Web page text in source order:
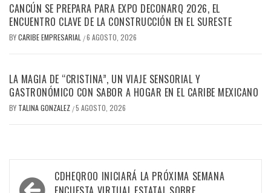
CANCÚN SE PREPARA PARA EXPO DECONARQ 2026, EL
ENCUENTRO CLAVE DE LA CONSTRUCCIÓN EN EL SURESTE
BYCARIBE EMPRESARIAL /6 AGOSTO, 2026
LA MAGIA DE “CRISTINA”, UN VIAJE SENSORIAL Y
GASTRONÓMICO CON SABOR A HOGAR EN EL CARIBE MEXICANO
BY TALINA GONZALEZ /5 AGOSTO, 2026
NavegaciónCDHEQROO INICIARÁ LA PRÓXIMA SEMANA